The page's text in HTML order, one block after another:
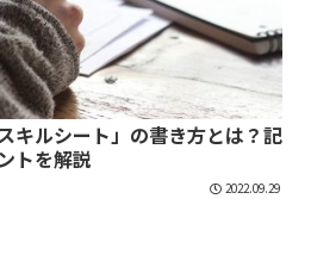
キルシート」の書き方とは？記
トを解説
2022.09.29